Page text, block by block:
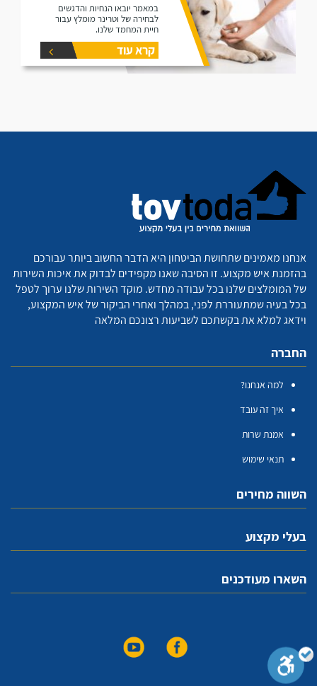
במאמר יובאו הנחיות והדגשים
לבחירה של וטרינר מומלץ עבור
חיית המחמד שלנו.
קרא עוד
אנחנו מאמינים שתחושת הביטחון היא הדבר החשוב ביותר עבורכם
בהזמנת איש מקצוע. זו הסיבה שאנו מקפידים לבדוק את איכות השירות
של המומלצים שלנו בכל עבודה מחדש. מוקד השירות שלנו ערוך לטפל
בכל בעיה שמתעוררת לפני, במהלך ואחרי הביקור של איש המקצוע,
וידאג למלא את בקשתכם לשביעות רצונכם המלאה
החברה
למה אנחנו?
איך זה עובד
אמנת שרות
תנאי שימוש
השווה מחירים
בעלי מקצוע
השארו מעודכנים